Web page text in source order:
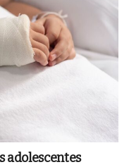
adolescentes